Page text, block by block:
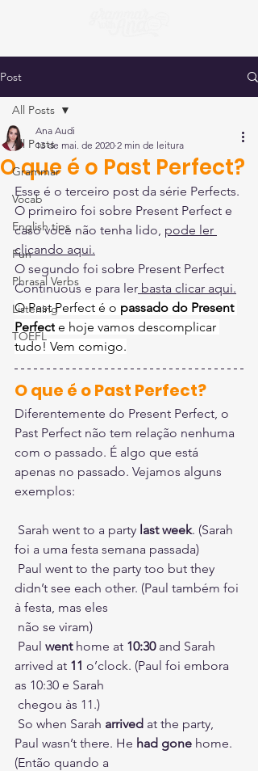
Post
All Posts
Grammar
Vocab
English tips
Fun
Phrasal Verbs
Listening
TOEFL
All Posts
O que é o Past Perfect?
Ana Audi
13 de mai. de 2020 2 min de leitura
Esse é o terceiro post da série Perfects.
O primeiro foi sobre Present Perfect e
caso voce não tenha lido, pode ler
clicando aqui.
O segundo foi sobre Present Perfect
Continuous e para ler basta clicar aqui.
O Past Perfect é o passado do Present
Perfect e hoje vamos descomplicar
tudo! Vem comigo.
O que é o Past Perfect?
Diferentemente do Present Perfect, o
Past Perfect não tem relação nenhuma
com o passado. É algo que está
apenas no passado. Vejamos alguns
exemplos:
Sarah went to a party last week. (Sarah
foi a uma festa semana passada)
didn’t see each other. (Paul também foi
à festa, mas eles
não se viram)
Paul went home at 10:30 and Sarah
arrived at 11 o’clock. (Paul foi embora
as 10:30 e Sarah
chegou às 11.)
So when Sarah arrived at the party,
Paul wasn’t there. He had gone home.
(Então quando a